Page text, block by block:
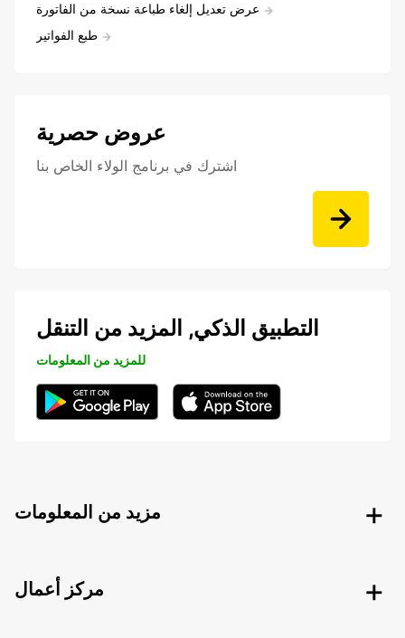
عرض تعديل إلغاء طباعة نسخة من الفاتورة
طبع الفواتير
عروض حصرية
اشترك في برنامج الولاء الخاص بنا
التطبيق الذكي, المزيد من التنقل
للمزيد من المعلومات
مزيد من المعلومات
مركز أعمال